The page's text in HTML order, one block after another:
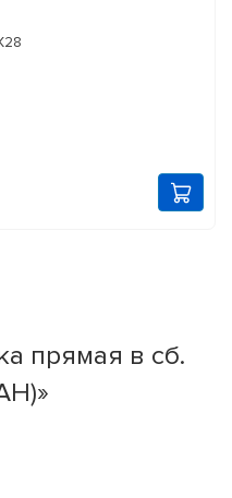
прямая в сб.